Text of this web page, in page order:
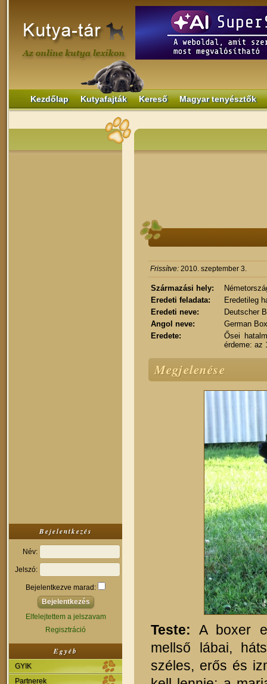
Kezdőlap Kutyafajták Kereső Magyar tenyésztők
Bejelentkezés
Név:
Jelszó:
Bejelentkezve marad:
Elfelejtettem a jelszavam
Regisztráció
Egyéb
GYIK
Partnerek
Frissítve: 2010. szeptember 3.
Származási hely:
Eredeti feladata:
Eredetileg
Eredeti neve:
Deutscher
Angol neve:
German
Eredete:
Ősei
érdeme: az
Megjelenése
Teste: A boxer
mellső lábai,
széles, erős és